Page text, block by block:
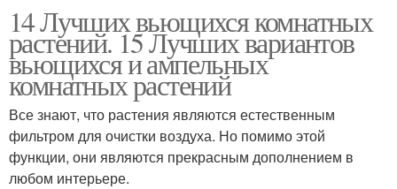
14 Лучших вьющихся комнатных
растений. 15 Лучших вариантов
вьющихся и ампельных
комнатных растений
Все знают, что растения являются естественным
фильтром для очистки воздуха. Но помимо этой
функции, они являются прекрасным дополнением в
любом интерьере.